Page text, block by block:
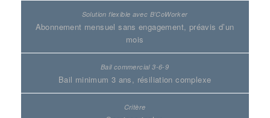
Abonnement mensuel sans engagement, préavis d’un
mois
Bail minimum 3 ans, résiliation complexe